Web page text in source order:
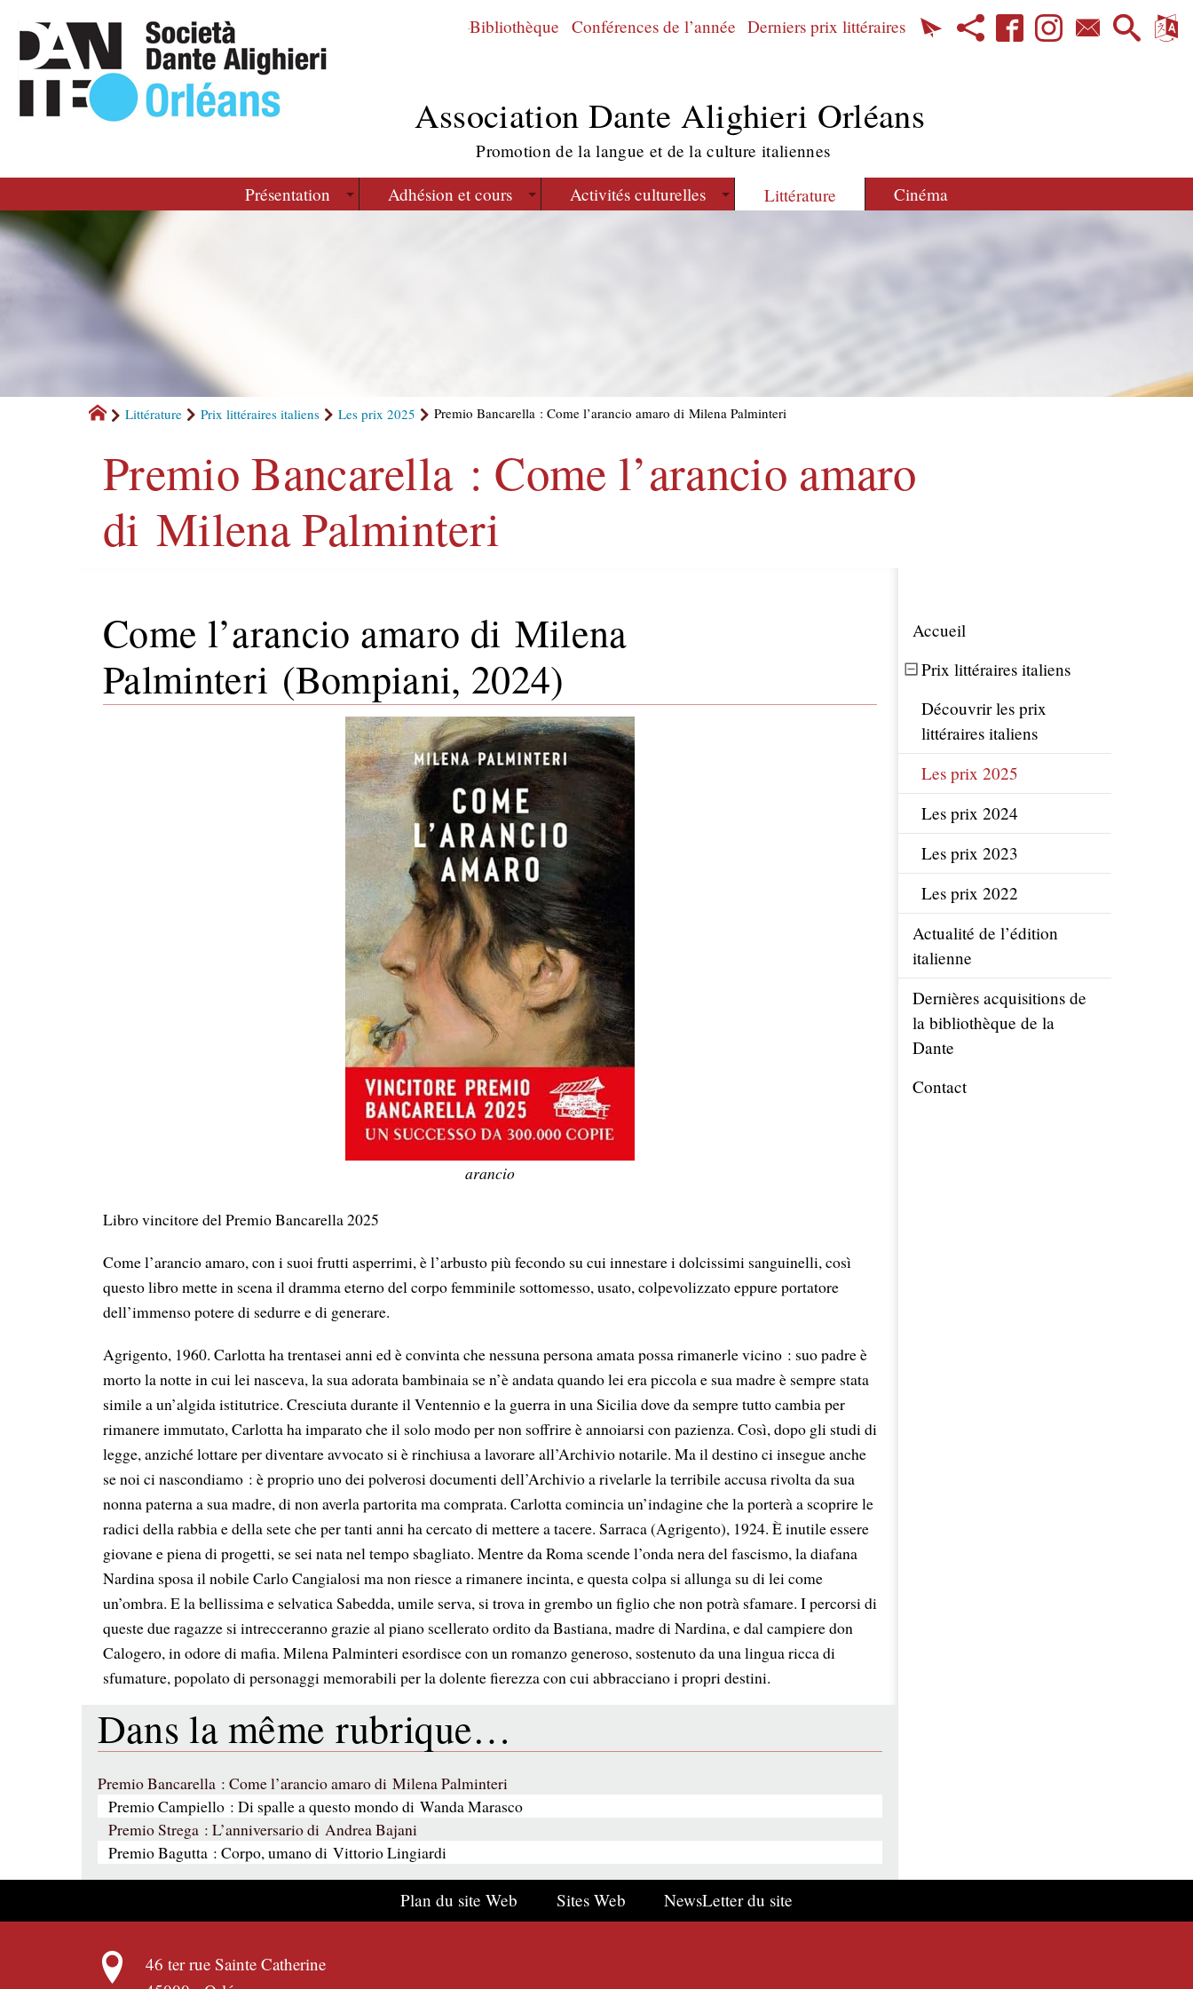
Bibliothèque Conférences de l’année Derniers prix littéraires
Association Dante Alighieri Orléans
Promotion de la langue et de la culture italiennes
Présentation
Adhésion et cours Activités culturelles Littérature Cinéma
Littérature Prix littéraires italiens Les prix 2025 Premio Bancarella : Come l’arancio amaro di Milena Palminteri
Premio Bancarella : Come l’arancio amaro
di Milena Palminteri
Come l’arancio amaro di Milena
Palminteri (Bompiani, 2024)
arancio
Libro vincitore del Premio Bancarella 2025
Come l’arancio amaro, con i suoi frutti asperrimi, è l’arbusto più fecondo su cui innestare i dolcissimi sanguinelli, così
questo libro mette in scena il dramma eterno del corpo femminile sottomesso, usato, colpevolizzato eppure portatore
dell’immenso potere di sedurre e di generare.
Agrigento, 1960. Carlotta ha trentasei anni ed è convinta che nessuna persona amata possa rimanerle vicino : suo padre è
morto la notte in cui lei nasceva, la sua adorata bambinaia se n’è andata quando lei era piccola e sua madre è sempre stata
simile a un’algida istitutrice. Cresciuta durante il Ventennio e la guerra in una Sicilia dove da sempre tutto cambia per
rimanere immutato, Carlotta ha imparato che il solo modo per non soffrire è annoiarsi con pazienza. Così, dopo gli studi di
legge, anziché lottare per diventare avvocato si è rinchiusa a lavorare all’Archivio notarile. Ma il destino ci insegue anche
se noi ci nascondiamo : è proprio uno dei polverosi documenti dell’Archivio a rivelarle la terribile accusa rivolta da sua
nonna paterna a sua madre, di non averla partorita ma comprata. Carlotta comincia un’indagine che la porterà a scoprire le
radici della rabbia e della sete che per tanti anni ha cercato di mettere a tacere. Sarraca (Agrigento), 1924. È inutile essere
giovane e piena di progetti, se sei nata nel tempo sbagliato. Mentre da Roma scende l’onda nera del fascismo, la diafana
Nardina sposa il nobile Carlo Cangialosi ma non riesce a rimanere incinta, e questa colpa si allunga su di lei come
un’ombra. E la bellissima e selvatica Sabedda, umile serva, si trova in grembo un figlio che non potrà sfamare. I percorsi di
queste due ragazze si intrecceranno grazie al piano scellerato ordito da Bastiana, madre di Nardina, e dal campiere don
Calogero, in odore di mafia. Milena Palminteri esordisce con un romanzo generoso, sostenuto da una lingua ricca di
sfumature, popolato di personaggi memorabili per la dolente fierezza con cui abbracciano i propri destini.
Dans la même rubrique…
Premio Bancarella : Come l’arancio amaro di Milena Palminteri
Premio Campiello : Di spalle a questo mondo di Wanda Marasco
Premio Strega : L’anniversario di Andrea Bajani
Premio Bagutta : Corpo, umano di Vittorio Lingiardi
Accueil
Prix littéraires italiens
Découvrir les prix
littéraires italiens
Les prix 2025
Les prix 2024
Les prix 2023
Les prix 2022
Actualité de l’édition
italienne
Dernières acquisitions de
la bibliothèque de la
Dante
Contact
Plan du site Web Sites Web NewsLetter du site
46 ter rue Sainte Catherine